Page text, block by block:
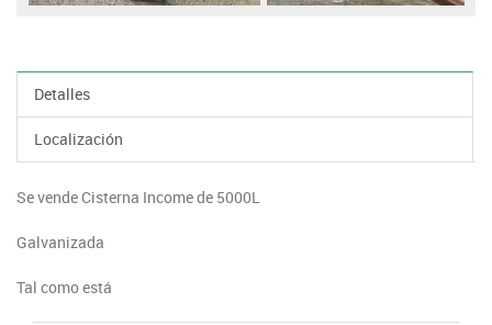
Detalles
Localización
Se vende Cisterna Income de 5000L
Galvanizada
Tal como está